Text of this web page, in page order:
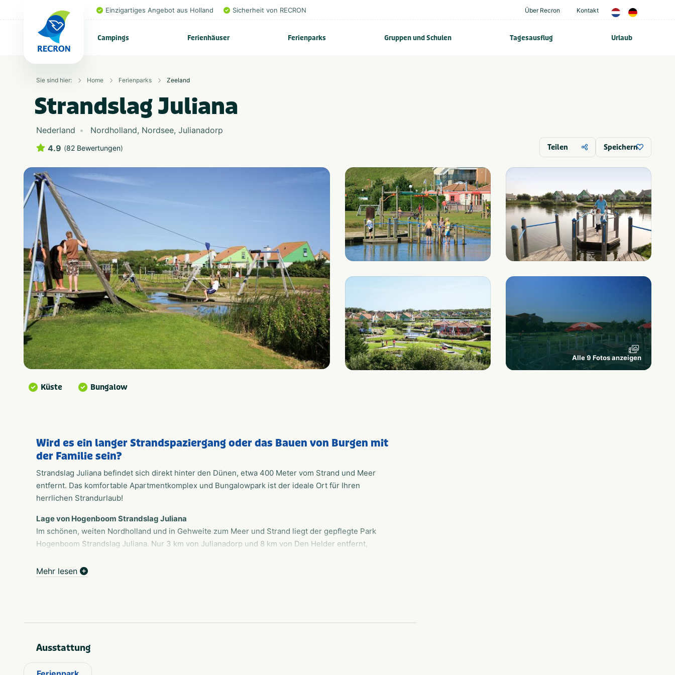
Einzigartiges Angebot aus Holland Sicherheit von RECRON Über Recron Kontakt
Campings Ferienhäuser Ferienparks Gruppen und Schulen Tagesausflug Urlaub
Sie sind hier: Home Ferienparks Zeeland
Strandslag Juliana
Nederland Nordholland, Nordsee, Julianadorp
4.9 (82 Bewertungen) Teilen Speichern
Alle 9 Fotos anzeigen
Küste Bungalow
Wird es ein langer Strandspaziergang oder das Bauen von Burgen mit
der Familie sein?
Strandslag Juliana befindet sich direkt hinter den Dünen, etwa 400 Meter vom Strand und Meer
entfernt. Das komfortable Apartmentkomplex und Bungalowpark ist der ideale Ort für Ihren
herrlichen Strandurlaub!
Lage von Hogenboom Strandslag Juliana
Im schönen, weiten Nordholland und in Gehweite zum Meer und Strand liegt der gepflegte Park
Hogenboom Strandslag Juliana. Nur 3 km von Julianadorp und 8 km von Den Helder entfernt,
erleben. An den sauberen, breiten Stränden können sich Jung und Alt zu jeder Jahreszeit
Vielfältige Radfahrmöglichkeiten in der blumigen Umgebung
Machen Sie einen Tagesausflug nach Texel
Mehr lesen
Ausstattung